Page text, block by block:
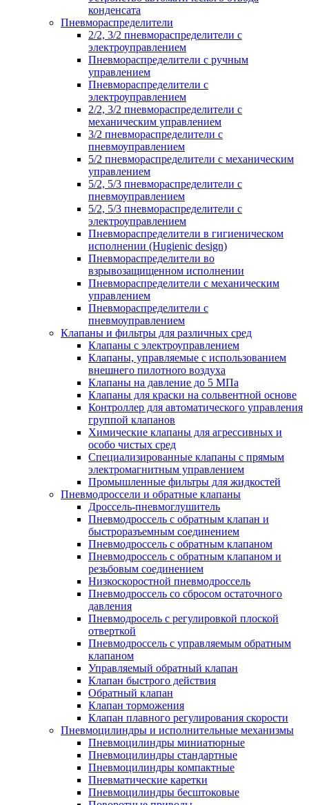
конденсата
Пневмораспределители
2/2, 3/2 пневмораспределители с
электроуправлением
Пневмораспределители с ручным
управлением
Пневмораспределители с
электроуправлением
2/2, 3/2 пневмораспределители с
механическим управлением
3/2 пневмораспределители с
пневмоуправлением
5/2 пневмораспределители с механическим
управлением
5/2, 5/3 пневмораспределители с
пневмоуправлением
5/2, 5/3 пневмораспределители с
электроуправлением
Пневмораспределители в гигиеническом
исполнении (Hugienic design)
Пневмораспределители во
взрывозащищенном исполнении
Пневмораспределители с механическим
управлением
Пневмораспределители с
пневмоуправлением
Клапаны и фильтры для различных сред
Клапаны с электроуправлением
Клапаны, управляемые с использованием
внешнего пилотноrо воздуха
Клапаны на давление до 5 МПа
Клапаны для краски на сольвентной основе
Контроллер для автоматического управления
группой клапанов
Химические клапаны для агрессивных и
особо чистых сред
Специализированные клапаны с прямым
электромагнитным управлением
Промышленные фильтры для жидкостей
Пневмодроссели и обратные клапаны
Дроссель-пневмоглушитель
Пневмодроссель с обратным клапан и
быстроразъемным соединением
Пневмодроссель с обратным клапаном
Пневмодроссель с обратным клапаном и
резьбовым соединением
Низкоскоростной пневмодроссель
Пневмодроссель со сбросом остаточного
давления
Пневмодросель с регулировкой плоской
отверткой
Пневмодроссель с управляемым обратным
клапаном
Управляемый обратный клапан
Клапан быстрого действия
Обратный клапан
Клапан торможения
Клапан плавного регулирования скорости
Пневмоцилиндры и исполнительные механизмы
Пневмоцилиндры миниатюрные
Пневмоцилиндры стандартные
Пневмоцилиндры компактные
Пневматические каретки
Пневмоцилиндры бесштоковые